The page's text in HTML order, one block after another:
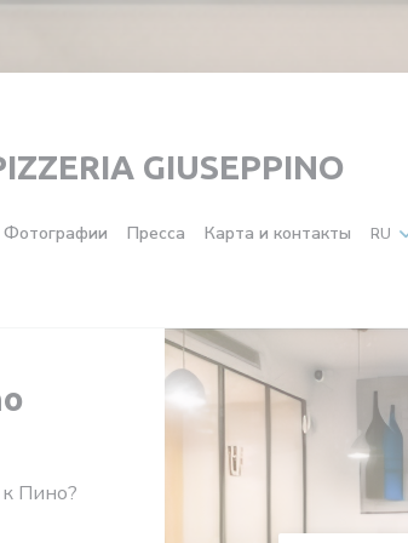
GIUSEPPINO
Фотографии Пресса Карта и контакты RU
Пино?